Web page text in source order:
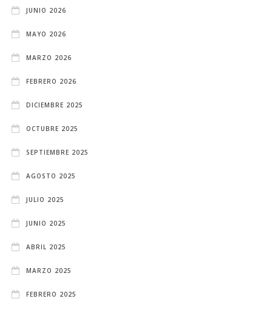
JUNIO 2026
MAYO 2026
MARZO 2026
FEBRERO 2026
DICIEMBRE 2025
OCTUBRE 2025
SEPTIEMBRE 2025
AGOSTO 2025
JULIO 2025
JUNIO 2025
ABRIL 2025
MARZO 2025
FEBRERO 2025